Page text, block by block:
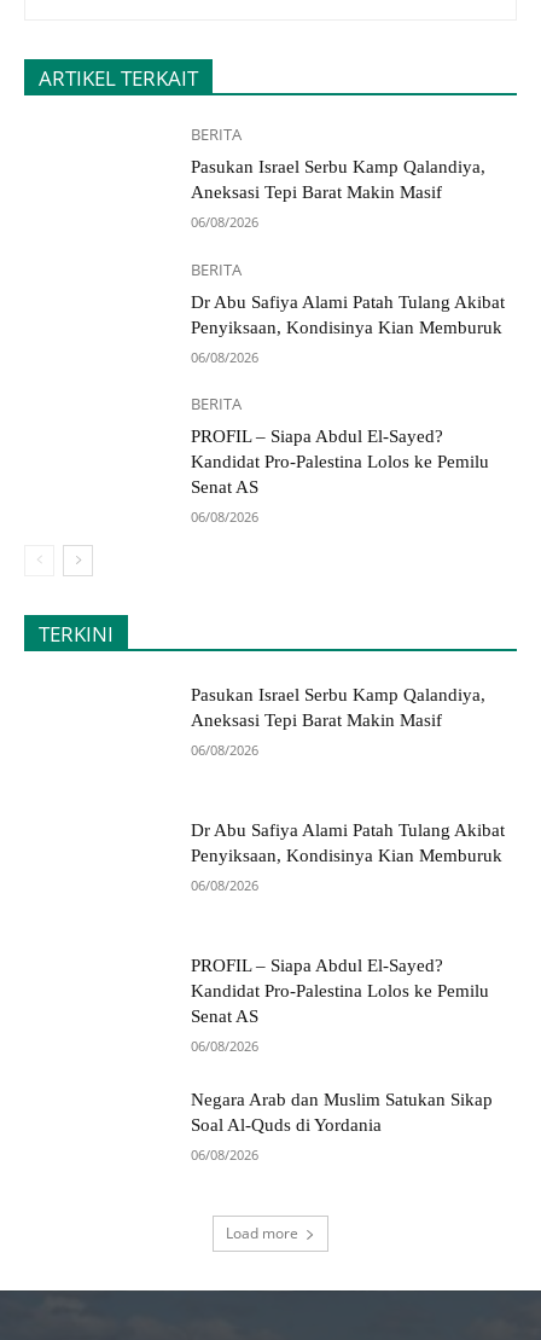
ARTIKEL TERKAIT
BERITA
Pasukan Israel Serbu Kamp Qalandiya,
Aneksasi Tepi Barat Makin Masif
06/08/2026
BERITA
Dr Abu Safiya Alami Patah Tulang Akibat
Penyiksaan, Kondisinya Kian Memburuk
06/08/2026
BERITA
PROFIL – Siapa Abdul El-Sayed?
Kandidat Pro-Palestina Lolos ke Pemilu
Senat AS
06/08/2026
TERKINI
Pasukan Israel Serbu Kamp Qalandiya,
Aneksasi Tepi Barat Makin Masif
06/08/2026
Dr Abu Safiya Alami Patah Tulang Akibat
Penyiksaan, Kondisinya Kian Memburuk
06/08/2026
PROFIL – Siapa Abdul El-Sayed?
Kandidat Pro-Palestina Lolos ke Pemilu
Senat AS
06/08/2026
Negara Arab dan Muslim Satukan Sikap
Soal Al-Quds di Yordania
06/08/2026
Load more